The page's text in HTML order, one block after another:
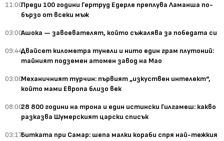
11:00Преди 100 години Гертруд Едерле преплува Ламанша по-
бързо от всеки мъж
03:00Ашока — завоевателят, който съжалява за победата си
09:44Двайсет километра тунели и нито един грам плутоний:
тайният подземен атомен завод на Мао
03:00Механичният турчин: първият „изкуствен интелект“,
който мами Европа близо век
08:0028 800 години на трона и един истински Гилгамеш: какво
разказва Шумерският царски списък
03:17Битката при Самар: шепа малки кораби спря най-тежкия